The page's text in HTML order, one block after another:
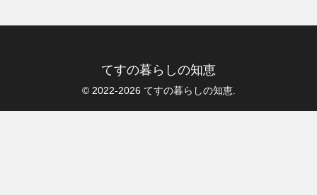
てすの暮らしの知恵
© 2022-2026 てすの暮らしの知恵.